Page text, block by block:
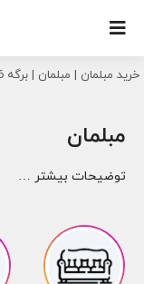
content
خرید مبلمان | مبلمان | برگه 6
مبلمان
توضیحات بیشتر …